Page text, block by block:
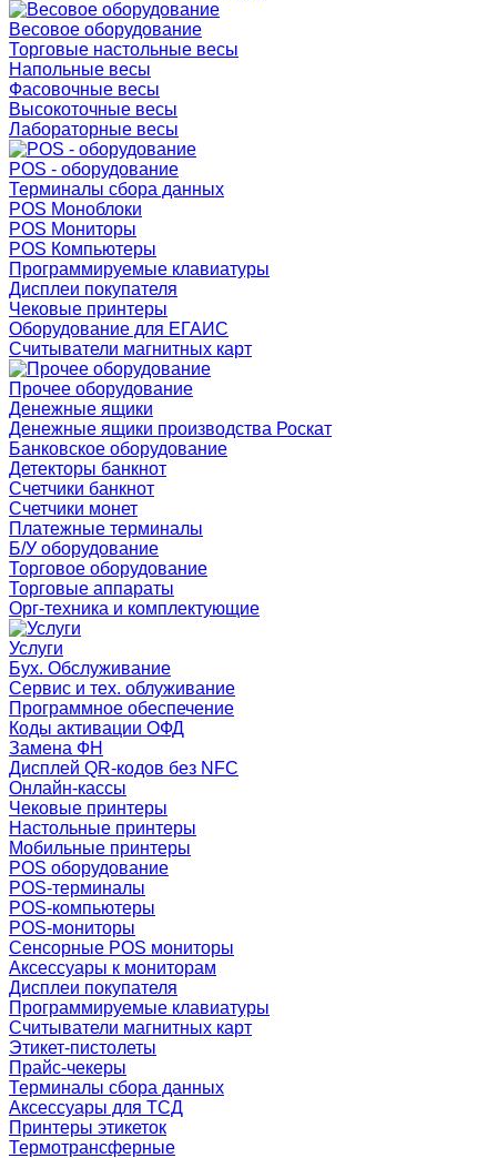
Весовое оборудование
Торговые настольные весы
Напольные весы
Фасовочные весы
Высокоточные весы
Лабораторные весы
POS - оборудование
Терминалы сбора данных
POS Моноблоки
POS Мониторы
POS Компьютеры
Программируемые клавиатуры
Дисплеи покупателя
Чековые принтеры
Оборудование для ЕГАИС
Считыватели магнитных карт
Прочее оборудование
Денежные ящики
Денежные ящики производства Роскат
Банковское оборудование
Детекторы банкнот
Счетчики банкнот
Счетчики монет
Платежные терминалы
Б/У оборудование
Торговое оборудование
Торговые аппараты
Орг-техника и комплектующие
Услуги
Бух. Обслуживание
Сервис и тех. облуживание
Программное обеспечение
Коды активации ОФД
Замена ФН
Дисплей QR-кодов без NFC
Онлайн-кассы
Чековые принтеры
Настольные принтеры
Мобильные принтеры
POS оборудование
POS-терминалы
POS-компьютеры
POS-мониторы
Сенсорные POS мониторы
Аксессуары к мониторам
Дисплеи покупателя
Программируемые клавиатуры
Считыватели магнитных карт
Этикет-пистолеты
Прайс-чекеры
Терминалы сбора данных
Аксессуары для ТСД
Принтеры этикеток
Термотрансферные